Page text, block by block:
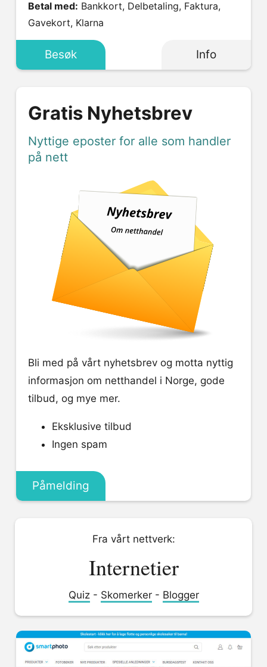
Betal med:
Gavekort, Klarna
Besøk Info
Gratis Nyhetsbrev
Nyttige eposter for alle som handler
på nett
Bli med på vårt nyhetsbrev og motta nyttig
informasjon om netthandel i Norge, gode
tilbud, og mye mer.
Eksklusive tilbud
Ingen spam
Påmelding
Fra vårt nettverk:
Internetier
Quiz- Skomerker- Blogger